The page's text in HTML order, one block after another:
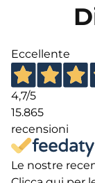
Eccellente
4,7/5
15.865
recensioni
Le nostre